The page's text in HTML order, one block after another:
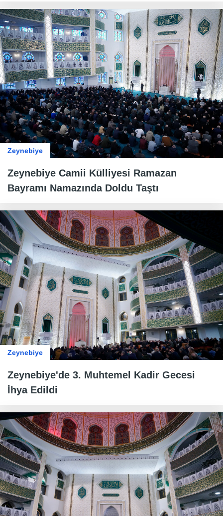
Zeynebiye
Zeynebiye Camii Külliyesi Ramazan
Bayramı Namazında Doldu Taştı
Zeynebiye
Zeynebiye'de 3. Muhtemel Kadir Gecesi
İhya Edildi